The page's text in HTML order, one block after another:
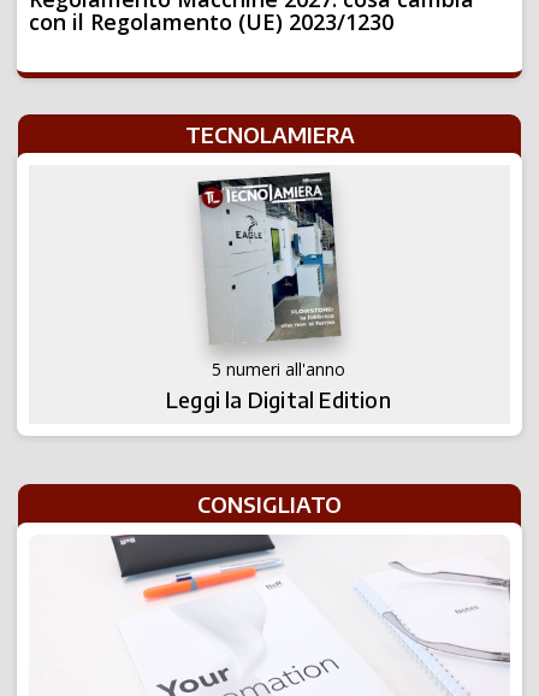
con il Regolamento (UE) 2023/1230
TECNOLAMIERA
5 numeri all'anno
Leggi la Digital Edition
CONSIGLIATO